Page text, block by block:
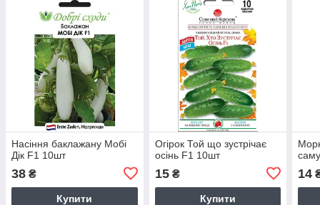
Насіння баклажану Мобі
Дік F1 10шт
38 ₴
Купити
Огірок Той що зустрічає
осінь F1 10шт
15₴
Купити
14